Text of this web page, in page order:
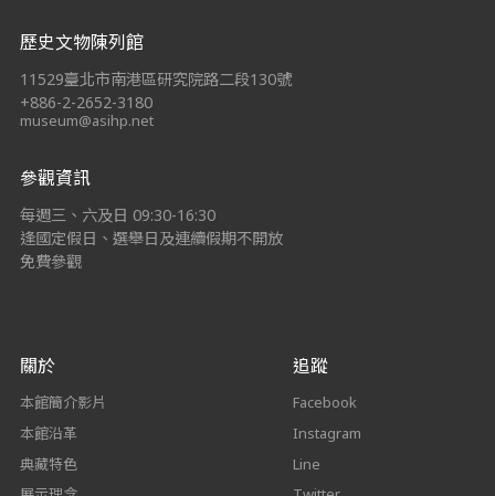
:::
歷史文物陳列館
11529臺北市南港區研究院路二段130號
+886-2-2652-3180
museum@asihp.net
參觀資訊
每週三、六及日 09:30-16:30
逢國定假日、選舉日及連續假期不開放
免費參觀
關於
本館簡介影片
本館沿革
典藏特色
追蹤
Facebook
Instagram
Line